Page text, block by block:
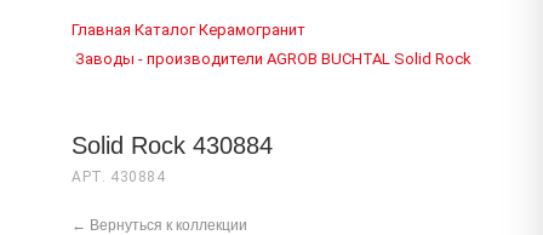
Главная›Каталог›Керамогранит
›Заводы - производители›AGROB BUCHTAL›Solid Rock
Solid Rock 430884
АРТ. 430884
← Вернуться к коллекции